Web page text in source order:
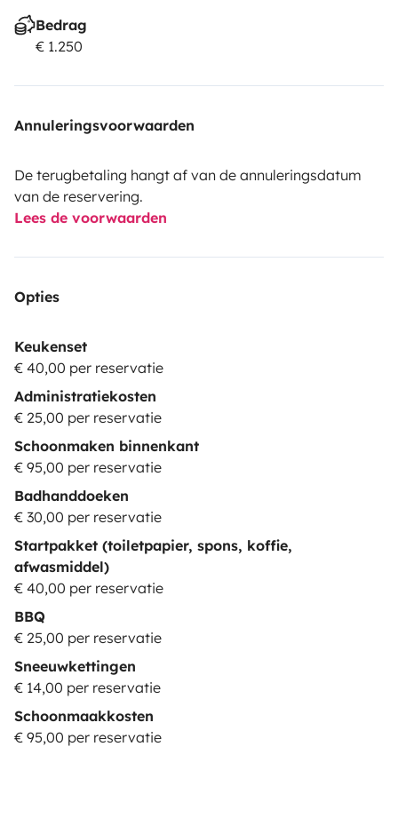
Bedrag
€ 1.250
Annuleringsvoorwaarden
De terugbetaling hangt af van de annuleringsdatum
van de reservering.
Lees de voorwaarden
Opties
Keukenset
€ 40,00 per reservatie
Administratiekosten
€ 25,00 per reservatie
Schoonmaken binnenkant
€ 95,00 per reservatie
Badhanddoeken
€ 30,00 per reservatie
Startpakket (toiletpapier, spons, koffie,
afwasmiddel)
€ 40,00 per reservatie
BBQ
€ 25,00 per reservatie
Sneeuwkettingen
€ 14,00 per reservatie
Schoonmaakkosten
€ 95,00 per reservatie